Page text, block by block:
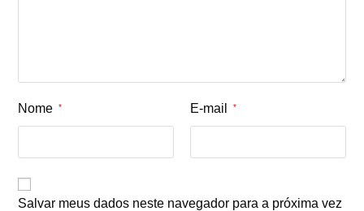
Nome * E-mail *
Salvar meus dados neste navegador para a próxima vez